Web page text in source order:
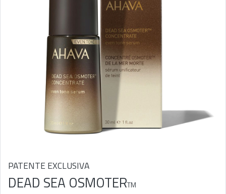
PATENTE EXCLUSIVA
DEAD SEA OSMOTERTM